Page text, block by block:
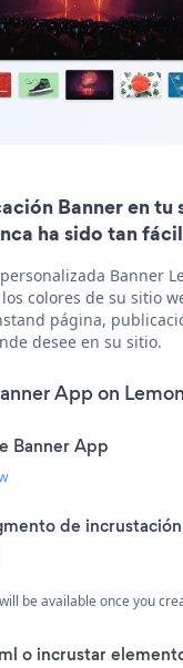
Banner en tu
ha sido tan fácil
Banner
colores de su sitio
página,
desee en su sitio.
App on
Banner App
de
be available once you
o incrustar